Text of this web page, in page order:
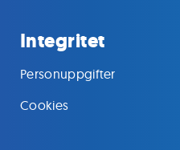
Integritet
Personuppgifter
Cookies